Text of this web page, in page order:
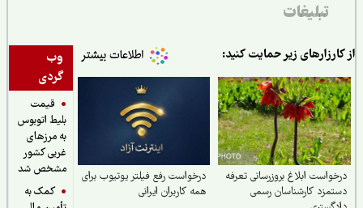
تبلیغات
وب
گردی
قیمت
بلیط اتوبوس
به مرزهای
غربی کشور
مشخص شد
کمک به
از کارزارهای زیر حمایت کنید:
درخواست ابلاغ بروز‌رسانی تعرفه
دستمزد کارشناسان رسمی
درخواست رفع فیلتر یوتیوب برای
همه کاربران ایرانی